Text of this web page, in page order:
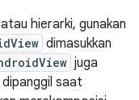
hierarki, gunakan
dimasukkan
juga
saat